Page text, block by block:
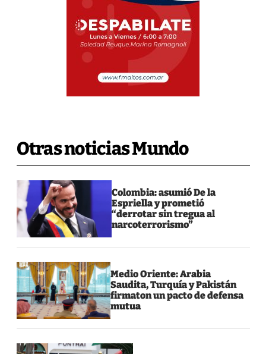
Otras noticias Mundo
Colombia: asumió De la
Espriella y prometió
“derrotar sin tregua al
narcoterrorismo”
Medio Oriente: Arabia
Saudita, Turquía y Pakistán
firmaton un pacto de defensa
mutua